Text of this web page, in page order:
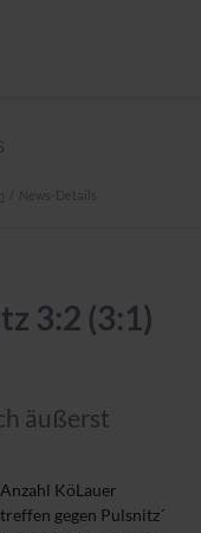
News-Details
3:2 (3:1)
äußerst
KöLauer
gegen Pulsnitz´